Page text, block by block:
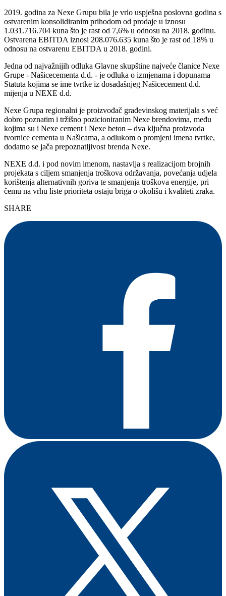
2019. godina za Nexe Grupu bila je vrlo uspješna poslovna godina s
ostvarenim konsolidiranim prihodom od prodaje u iznosu
1.031.716.704 kuna što je rast od 7,6% u odnosu na 2018. godinu.
Ostvarena EBITDA iznosi 208.076.635 kuna što je rast od 18% u
odnosu na ostvarenu EBITDA u 2018. godini.
Jedna od najvažnijih odluka Glavne skupštine najveće članice Nexe
Grupe - Našicecementa d.d. - je odluka o izmjenama i dopunama
Statuta kojima se ime tvrtke iz dosadašnjeg Našicecement d.d.
mijenja u NEXE d.d.
Nexe Grupa regionalni je proizvođač građevinskog materijala s već
dobro poznatim i tržišno pozicioniranim Nexe brendovima, među
kojima su i Nexe cement i Nexe beton – dva ključna proizvoda
tvornice cementa u Našicama, a odlukom o promjeni imena tvrtke,
dodatno se jača prepoznatljivost brenda Nexe.
NEXE d.d. i pod novim imenom, nastavlja s realizacijom brojnih
projekata s ciljem smanjenja troškova održavanja, povećanja udjela
korištenja alternativnih goriva te smanjenja troškova energije, pri
čemu na vrhu liste prioriteta ostaju briga o okolišu i kvaliteti zraka.
SHARE